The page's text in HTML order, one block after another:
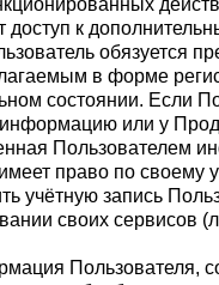
доступ к
обязуется
в форме
состоянии. Если
или у
Пользователем
право по своему
учётную запись
своих сервисов
Пользователя,